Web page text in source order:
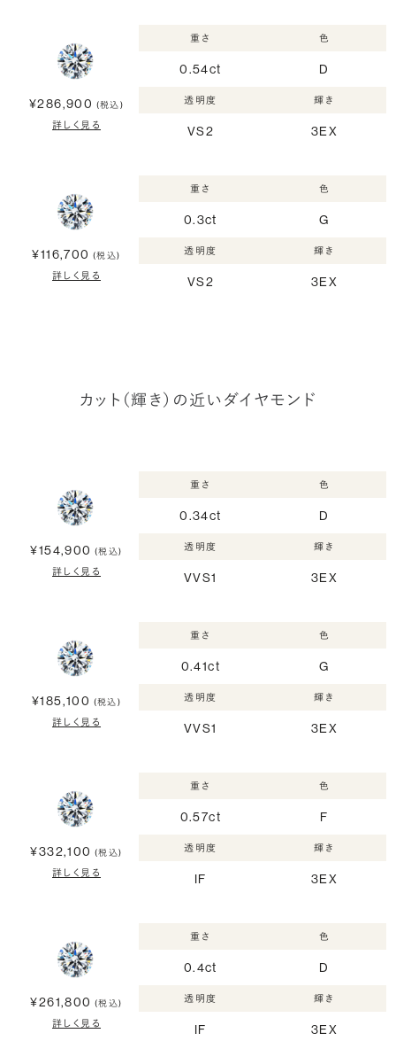
¥286,900 (税込)
詳しく見る
重さ
0.54ct
色
D
透明度
VS2
輝き
3EX
¥116,700 (税込)
詳しく見る
重さ
0.3ct
色
G
透明度
VS2
輝き
3EX
カット（輝き）の近いダイヤモンド
¥154,900 (税込)
詳しく見る
重さ
0.34ct
色
D
透明度
VVS1
輝き
3EX
¥185,100 (税込)
詳しく見る
重さ
0.41ct
色
G
透明度
VVS1
輝き
3EX
¥332,100 (税込)
詳しく見る
重さ
0.57ct
色
F
透明度
IF
輝き
3EX
¥261,800 (税込)
詳しく見る
重さ
0.4ct
色
D
透明度
IF
輝き
3EX